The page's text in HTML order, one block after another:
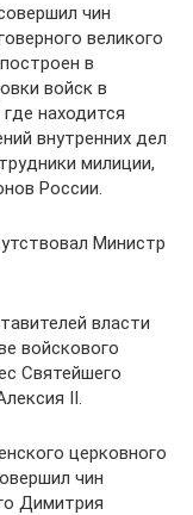
чин
великого
в
войск в
находится
внутренних дел
милиции,
России.
Министр
власти
войскового
Святейшего
II.
церковного
чин
Димитрия